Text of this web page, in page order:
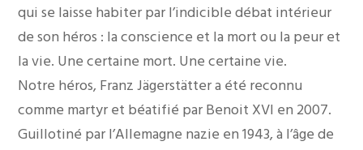
qui se laisse habiter par l’indicible débat intérieur
de son héros : la conscience et la mort ou la peur et
la vie. Une certaine mort. Une certaine vie.
Notre héros, Franz Jägerstätter a été reconnu
comme martyr et béatifié par Benoit XVI en 2007.
Guillotiné par l’Allemagne nazie en 1943, à l’âge de